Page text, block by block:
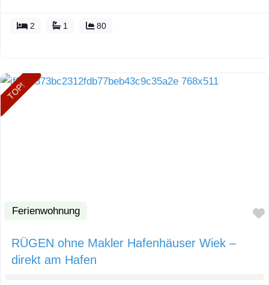
2 1 80
TOP!
Ferienwohnung
RÜGEN ohne Makler Hafenhäuser Wiek –
direkt am Hafen